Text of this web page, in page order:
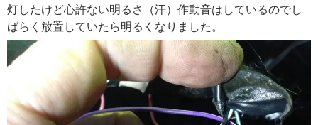
灯したけど心許ない明るさ（汗）作動音はしているのでし
ばらく放置していたら明るくなりました。